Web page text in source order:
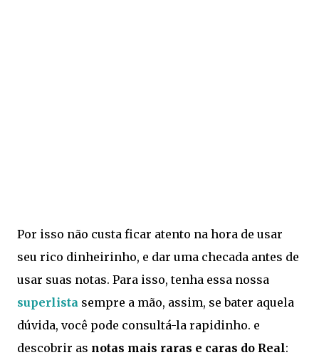
Por isso não custa ficar atento na hora de usar
seu rico dinheirinho, e dar uma checada antes de
usar suas notas. Para isso, tenha essa nossa
superlista sempre a mão, assim, se bater aquela
dúvida, você pode consultá-la rapidinho. e
descobrir as notas mais raras e caras do Real: